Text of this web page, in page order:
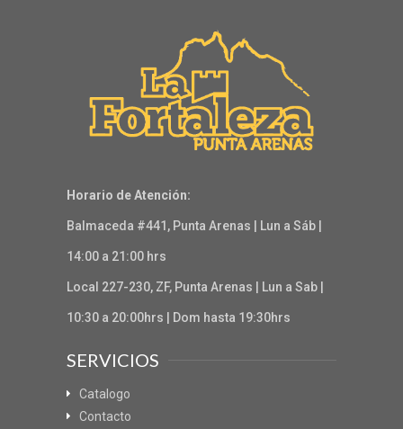
Horario de Atención:
Balmaceda #441, Punta Arenas | Lun a Sáb |
14:00 a 21:00 hrs
Local 227-230, ZF, Punta Arenas | Lun a Sab |
10:30 a 20:00hrs | Dom hasta 19:30hrs
SERVICIOS
Catalogo
Contacto